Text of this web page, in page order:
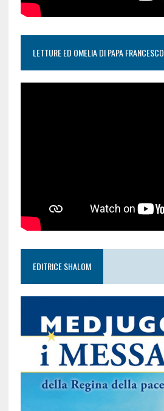
LETTURE ED OMELIA DI PAPA FRANCESCO
EDITRICE SHALOM